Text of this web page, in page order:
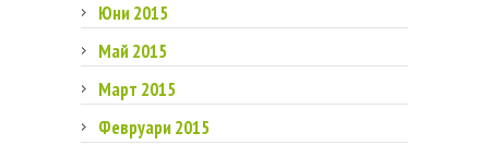
Юни 2015
Май 2015
Март 2015
Февруари 2015